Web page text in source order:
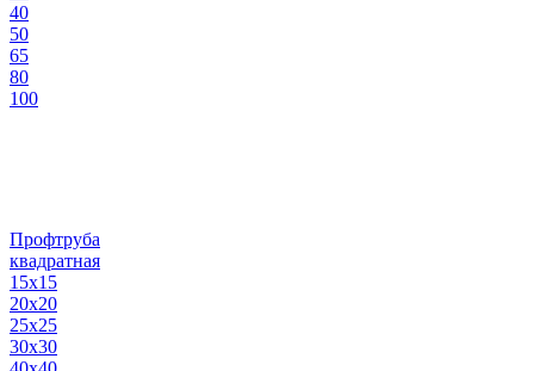
40
50
65
80
100
Профтруба
квадратная
15х15
20х20
25х25
30х30